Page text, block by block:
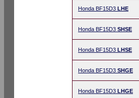
Honda BF15D3 LHE
Honda BF15D3 SHSE
Honda BF15D3 LHSE
Honda BF15D3 SHGE
Honda BF15D3 LHGE